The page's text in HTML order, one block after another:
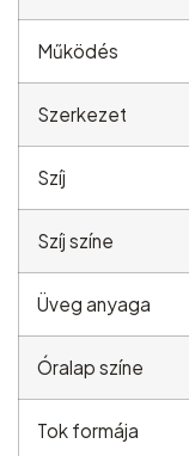
Működés
Szerkezet
Szíj
Szíj színe
Üveg anyaga
Óralap színe
Tok formája